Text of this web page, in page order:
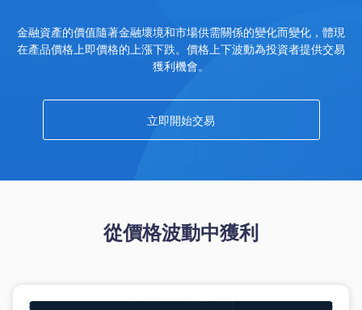
金融資產的價值隨著金融壞境和市場供需關係的變化而變化，體現
在產品價格上即價格的上漲下跌。價格上下波動為投資者提供交易
獲利機會。
立即開始交易
從價格波動中獲利